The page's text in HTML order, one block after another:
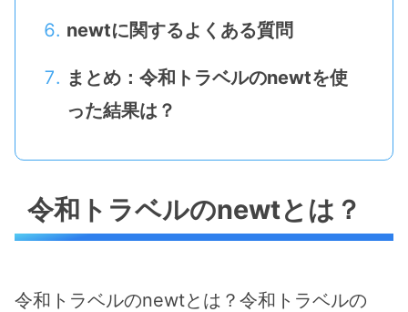
newtに関するよくある質問
まとめ：令和トラベルのnewtを使
った結果は？
令和トラベルのnewtとは？
令和トラベルのnewtとは？令和トラベルの